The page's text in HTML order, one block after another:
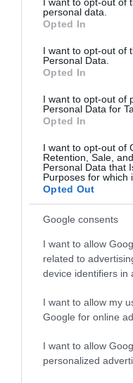
grant or deny consent
use your data for below
consent section.
personal data.
Opted In
I want to opt-out of
Personal Data.
Opted In
I want to opt-out of
Personal Data for
Opted In
I want to opt-out of
Retention, Sale,
Personal Data that
Purposes for which
Opted Out
Google consents
I want to allow
related to
device identifiers in
I want to allow my
Google for online
I want to allow
personalized
Proprietăți
într-un orășel
Depopularea
majoră în întreaga